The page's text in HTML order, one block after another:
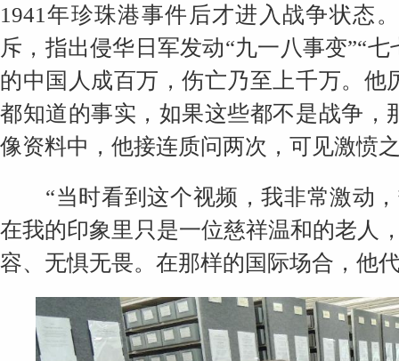
1941年珍珠港事件后才进入战争状态
斥，指出侵华日军发动“九一八事变”“
的中国人成百万，伤亡乃至上千万。他
都知道的事实，如果这些都不是战争，
像资料中，他接连质问两次，可见激愤
“当时看到这个视频，我非常激动，
在我的印象里只是一位慈祥温和的老人
容、无惧无畏。在那样的国际场合，他